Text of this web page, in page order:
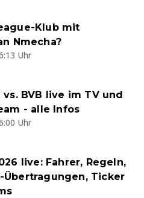
Klub mit
Nmecha?
Uhr
vs. BVB live im TV und
- alle Infos
Uhr
live: Fahrer, Regeln,
Übertragungen, Ticker